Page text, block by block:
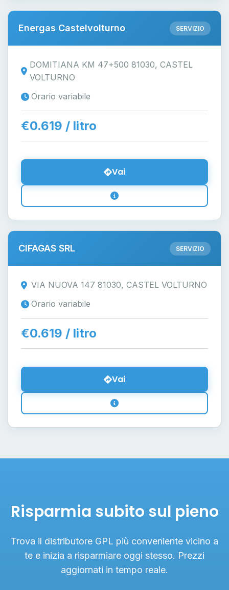
Energas Castelvolturno SERVIZIO
DOMITIANA KM 47+500 81030, CASTEL
VOLTURNO
Orario variabile
€0.619 / litro
Vai
CIFAGAS SRL SERVIZIO
VIA NUOVA 147 81030, CASTEL VOLTURNO
Orario variabile
€0.619 / litro
Vai
Risparmia subito sul pieno
Trova il distributore GPL più conveniente vicino a
te e inizia a risparmiare oggi stesso. Prezzi
aggiornati in tempo reale.